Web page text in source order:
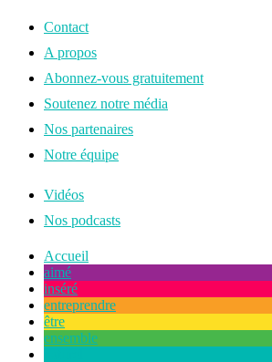
Contact
A propos
Abonnez-vous gratuitement
Soutenez notre média
Nos partenaires
Notre équipe
Vidéos
Nos podcasts
Accueil
aimé
inséré
entreprendre
être
ensemble